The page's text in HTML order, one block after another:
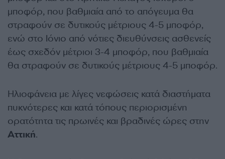
μποφόρ, που βαθμιαία από το απόγευμα θα
στραφούν σε δυτικούς μέτριους 4-5 μποφόρ,
ενώ στο Ιόνιο από νότιες διευθύνσεις ασθενείς
έως σχεδόν μέτριοι 3-4 μποφόρ, που βαθμιαία
θα στραφούν σε δυτικούς μέτριους 4-5 μποφόρ.
Ηλιοφάνεια με λίγες νεφώσεις κατά διαστήματα
πυκνότερες και κατά τόπους περιορισμένη
ορατότητα τις πρωινές και βραδινές ώρες στην
Αττική.